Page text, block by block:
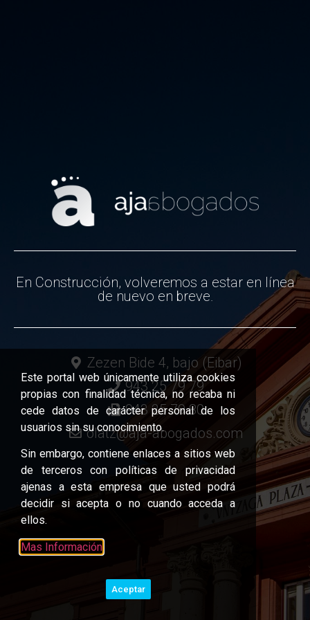
En Construcción, volveremos a estar en línea
de nuevo en breve.
Zezen Bide 4, bajo (Eibar)
943 25 79 79
943 25 79 80
olatz@aja-abogados.com
Este portal web únicamente utiliza cookies
propias con finalidad técnica, no recaba ni
cede datos de carácter personal de los
usuarios sin su conocimiento.
Sin embargo, contiene enlaces a sitios web
de terceros con políticas de privacidad
ajenas a esta empresa que usted podrá
decidir si acepta o no cuando acceda a
ellos.
Mas Información
Aceptar